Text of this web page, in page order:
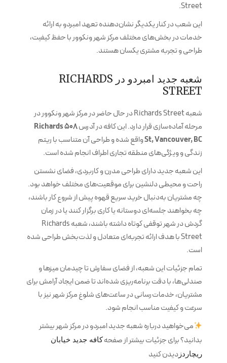
Street.
این شعب در کنار یکدیگر نشان‌دهنده تعهد امبردو به ارائه
خدمات در بخش‌های مختلف مرکز شهر ونکوور با حفظ کیفیت،
طراحی و تجربه مشتری یکسان هستند.
شعبه جدید امبردو در RICHARDS
STREET
شعبه Richards Street در حال حاضر در مرکز شهر ونکوور در
مرحله آماده‌سازی قرار دارد. این کافه در آدرس
508 Richards
St, Vancouver, BCواقع شده و طراحی آن متناسب با ریتم
زندگی و ویژگی‌های منطقه تجاری اطراف انجام شده است.
این شعبه جدید دارای طراحی مدرن و کاربردی، فضای نشستن
راحت و محیطی دلنشین برای موقعیت‌های مختلف خواهد بود.
چه مشتریان به‌دنبال خرید سریع قهوه پیش از شروع کار باشند،
چه بخواهند جلسه‌ای دوستانه یا کاری برگزار کنند یا در زمان
گردش در شهر توقفی کوتاه داشته باشند، شعبه Richards
Street با هدف ارائه تجربه‌ای متعادل و لذت‌بخش طراحی شده
است.
تمام جزئیات این شعبه، از فضای سفارش تا چیدمان میزها و
صندلی‌ها، با دقت برنامه‌ریزی شده‌اند تا ضمن ایجاد آرامش برای
مشتریان، خدمات‌رسانی در ساعت‌های شلوغ مرکز شهر نیز با
سرعت و کیفیت مناسب انجام شود.
می‌خواهید درباره شعبه جدید امبردو در مرکز شهر بیشتر
بدانید؟ برای جزئیات بیشتر از صفحهکافه جدید خیابان
ریچاردز دیدن کنید